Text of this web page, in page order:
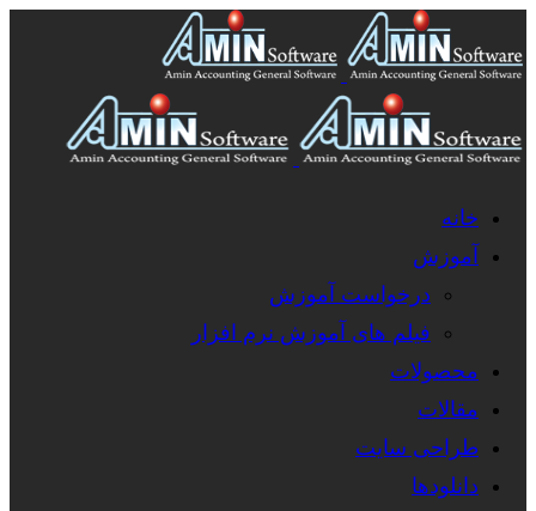
خانه
آموزش
درخواست آموزش
فیلم های آموزش نرم افزار
محصولات
مقالات
طراحی سایت
دانلودها